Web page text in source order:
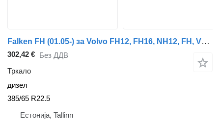
Falken FH (01.05-) за Volvo FH12, FH16, NH12, FH, VNL780 (1993-2014)
302,42 € Без ДДВ
Тркало
дизел
385/65 R22.5
Естонија, Tallinn